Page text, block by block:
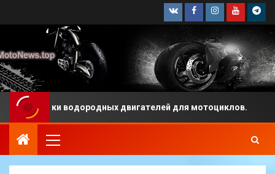
водородных двигателей для мотоциклов.